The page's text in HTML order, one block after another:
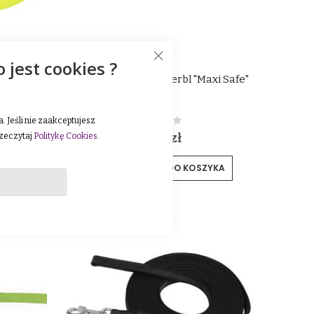
"Easy
Smycz odblaskowa Kerbl "Maxi Safe"
Rating:
32,00 zł
DODAJ DO KOSZYKA
jest cookies ?
Jeśli nie zaakceptujesz
Politykę Cookies.